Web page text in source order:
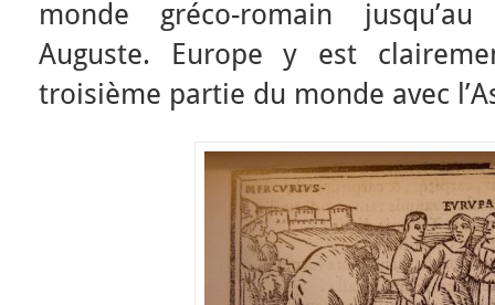
monde gréco-romain
Auguste. Europe y est
troisième partie du monde avec